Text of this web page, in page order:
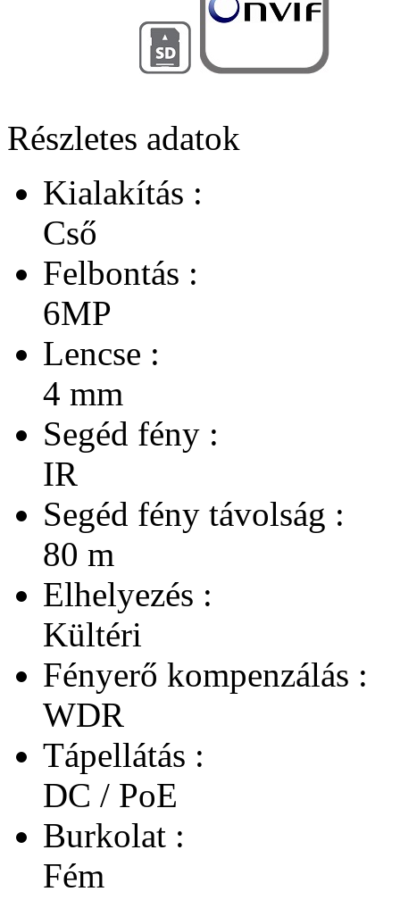
Részletes adatok
Kialakítás :
Cső
Felbontás :
6MP
Lencse :
4 mm
Segéd fény :
IR
Segéd fény távolság :
80 m
Elhelyezés :
Kültéri
Fényerő kompenzálás :
WDR
Tápellátás :
DC / PoE
Burkolat :
Fém